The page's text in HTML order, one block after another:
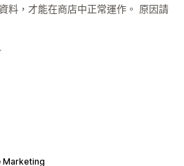
料，才能在商店中正常運作。 原因請